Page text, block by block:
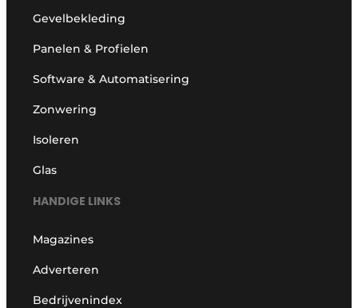
Gevelbekleding
Panelen & Profielen
Software & Automatisering
Zonwering
Isoleren
Glas
HANDIGE LINKS
Magazines
Adverteren
Bedrijvenindex